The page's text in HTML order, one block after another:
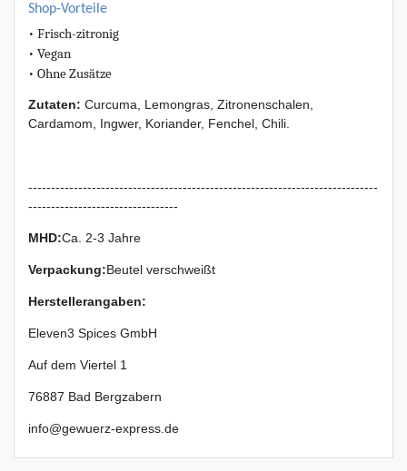
Shop-Vorteile
• Frisch-zitronig
• Vegan
• Ohne Zusätze
Zutaten: Curcuma, Lemongras, Zitronenschalen,
Cardamom, Ingwer, Koriander, Fenchel, Chili.
-----------------------------------------------------------------------------
---------------------------------
MHD:Ca. 2-3 Jahre
Verpackung:Beutel verschweißt
Herstellerangaben:
Eleven3 Spices GmbH
Auf dem Viertel 1
76887 Bad Bergzabern
info@gewuerz-express.de